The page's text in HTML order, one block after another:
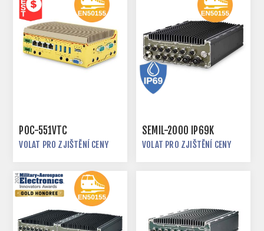
POC-551VTC
VOLAT PRO ZJIŠTĚNÍ CENY
SEMIL-2000 IP69K
VOLAT PRO ZJIŠTĚNÍ CENY